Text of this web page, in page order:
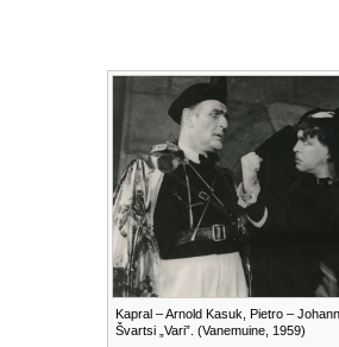
Kapral – Arnold Kasuk, Pietro –
Švartsi „Vari”. (Vanemuine, 1959)